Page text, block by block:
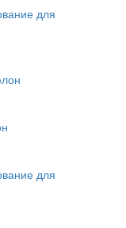
для
для